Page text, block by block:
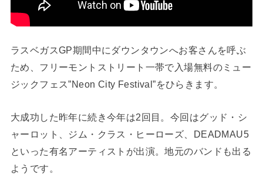
ラスベガスGP期間中にダウンタウンへお客さんを呼ぶ
ため、フリーモントストリート一帯で入場無料のミュー
ジックフェス”Neon City Festival”をひらきます。
大成功した昨年に続き今年は2回目。今回はグッド・シ
ャーロット、ジム・クラス・ヒーローズ、DEADMAU5
といった有名アーティストが出演。地元のバンドも出る
ようです。